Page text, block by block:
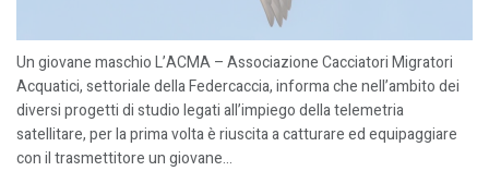
Un giovane maschio L’ACMA – Associazione Cacciatori Migratori
Acquatici, settoriale della Federcaccia, informa che nell’ambito dei
diversi progetti di studio legati all’impiego della telemetria
satellitare, per la prima volta è riuscita a catturare ed equipaggiare
con il trasmettitore un giovane...